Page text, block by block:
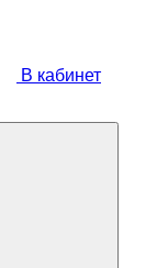
В кабинет